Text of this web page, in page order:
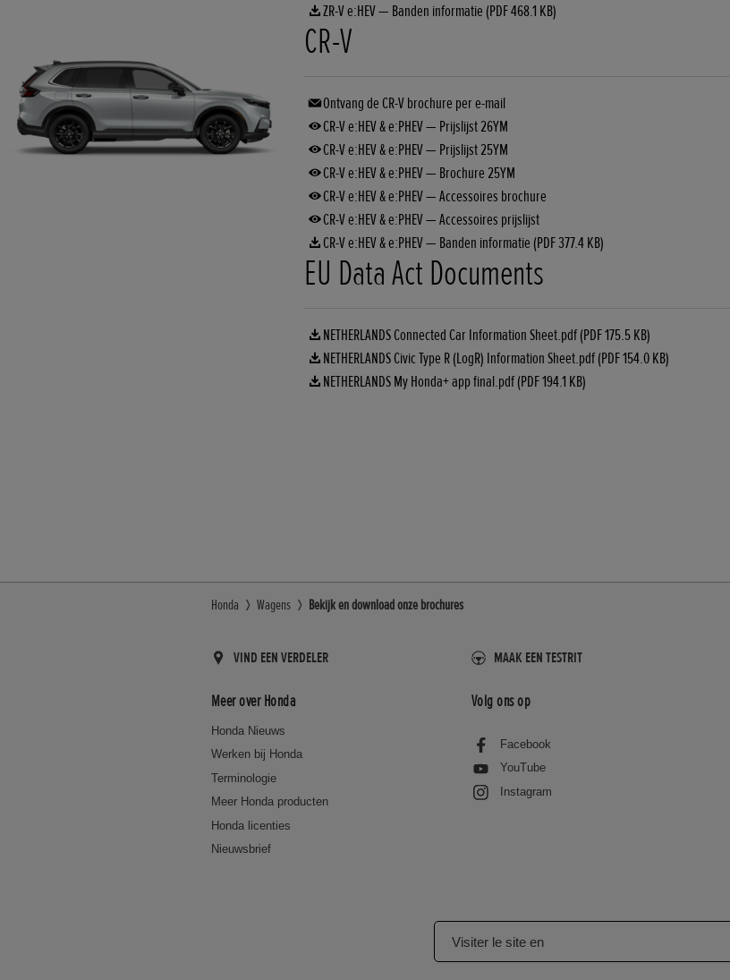
ZR-V e:HEV — Banden informatie (PDF 468.1 KB)
CR-V
Ontvang de CR-V brochure per e-mail
CR-V e:HEV & e:PHEV — Prijslijst 26YM
CR-V e:HEV & e:PHEV — Prijslijst 25YM
CR-V e:HEV & e:PHEV — Brochure 25YM
CR-V e:HEV & e:PHEV — Accessoires brochure
CR-V e:HEV & e:PHEV — Accessoires prijslijst
CR-V e:HEV & e:PHEV — Banden informatie (PDF 377.4 KB)
EU Data Act Documents
NETHERLANDS Connected Car Information Sheet.pdf (PDF 175.5 KB)
NETHERLANDS Civic Type R (LogR) Information Sheet.pdf (PDF 154.0 KB)
NETHERLANDS My Honda+ app final.pdf (PDF 194.1 KB)
Honda Wagens Bekijk en download onze brochures
VIND EEN VERDELER MAAK EEN TESTRIT
Meer over Honda
Honda Nieuws
Werken bij Honda
Terminologie
Meer Honda producten
Honda licenties
Nieuwsbrief
Volg ons op
Facebook
YouTube
Instagram
Visiter le site en